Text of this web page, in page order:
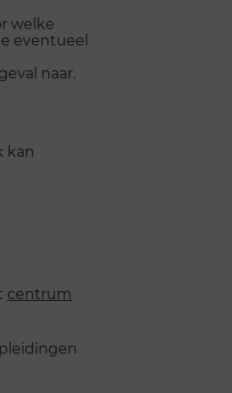
welke
eventueel
naar.
kan
centrum